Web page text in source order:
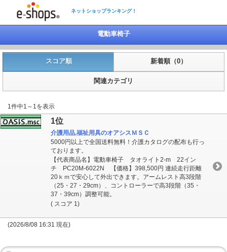
ネットショップランキング！
電動車椅子
スコア順 新着順（0）
関連カテゴリ
1件中1～1を表示
1位
介護用品,福祉用具のオアシスＭＳＣ
5000円以上で全国送料無料！介護カタログの配布も行っ
ております。
【代表商品名】電動車椅子 タオライト2-m 22イン
チ PC20M-6022N 【価格】398,500円 連続走行距離
20ｋｍで安心して外出できます。アームレスト高3段階
（25・27・29cm）、コントローラーで高3段階（35・
37・39cm）調整可能。
( スコア 1)
(2026/8/08 16:31 現在)